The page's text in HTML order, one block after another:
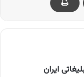
ایران